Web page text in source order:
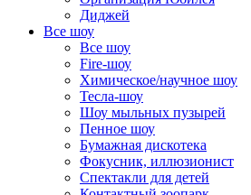
Диджей
Все шоу
Все шоу
Fire-шоу
Химическое/научное шоу
Тесла-шоу
Шоу мыльных пузырей
Пенное шоу
Бумажная дискотека
Фокусник, иллюзионист
Спектакли для детей